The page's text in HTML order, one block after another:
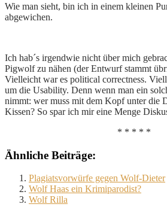
Wie man sieht, bin ich in einem kleinen
abgewichen.
Ich hab´s irgendwie nicht über mich
Pigwolf zu nähen (der Entwurf stammt
Vielleicht war es political correctness.
um die Usability. Denn wenn man ein
nimmt: wer muss mit dem Kopf unter die
Kissen? So spar ich mir eine Menge
* * * * *
Ähnliche Beiträge:
Plagiatsvorwürfe gegen Wolf-Dieter
Wolf Haas ein Krimiparodist?
Wolf Rilla